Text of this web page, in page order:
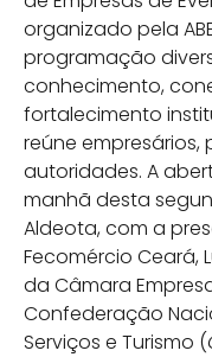
organizado pela
programação
conhecimento,
fortalecimento
reúne empresários,
autoridades. A
manhã desta
Aldeota, com a
Fecomércio Ceará,
da Câmara
Confederação
Serviços e Turismo (